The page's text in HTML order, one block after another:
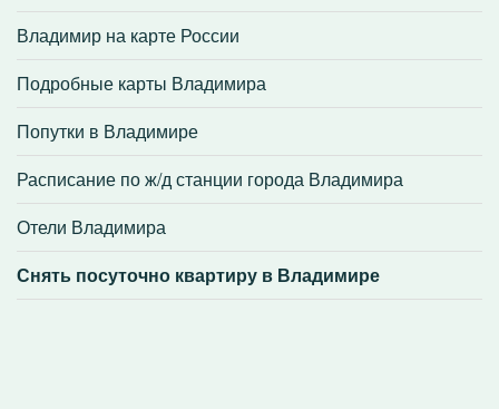
Владимир на карте России
Подробные карты Владимира
Попутки в Владимире
Расписание по ж/д станции города Владимира
Отели Владимира
Снять посуточно квартиру в Владимире